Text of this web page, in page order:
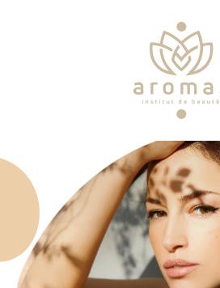
Soins
Je veux faire un bon cadeau
Plan d’accès
Prendre RDV